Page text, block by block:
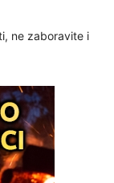
ne zaboravite i